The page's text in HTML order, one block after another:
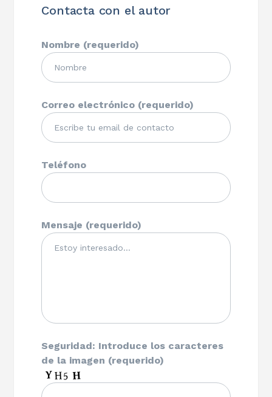
Contacta con el autor
Nombre (requerido)
Correo electrónico (requerido)
Teléfono
Mensaje (requerido)
Seguridad: Introduce los caracteres
de la imagen (requerido)